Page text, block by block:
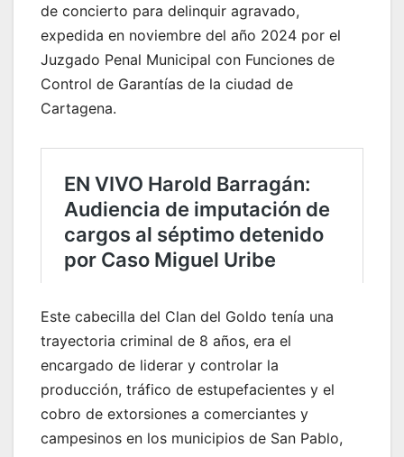
de concierto para delinquir agravado,
expedida en noviembre del año 2024 por el
Juzgado Penal Municipal con Funciones de
Control de Garantías de la ciudad de
Cartagena.
Este cabecilla del Clan del Goldo tenía una
trayectoria criminal de 8 años, era el
encargado de liderar y controlar la
producción, tráfico de estupefacientes y el
cobro de extorsiones a comerciantes y
campesinos en los municipios de San Pablo,